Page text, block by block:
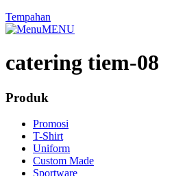
Tempahan
MENU
catering tiem-08
Produk
Promosi
T-Shirt
Uniform
Custom Made
Sportware